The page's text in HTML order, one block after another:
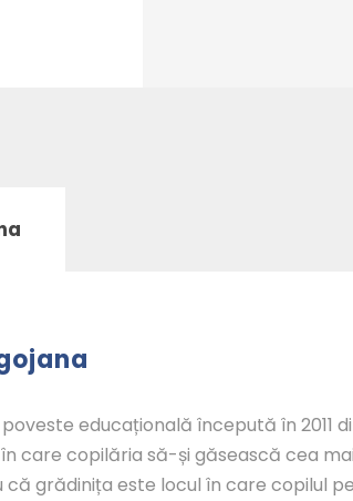
poveste educațională începută în 2011
care copilăria să-și găsească cea
că grădinița este locul în care copilul